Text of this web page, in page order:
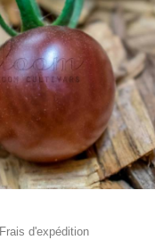
Frais d'expédition